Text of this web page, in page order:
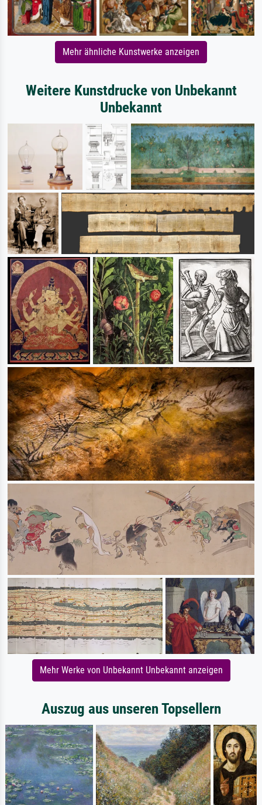
Mehr ähnliche Kunstwerke anzeigen
Weitere Kunstdrucke von Unbekannt
Unbekannt
Mehr Werke von Unbekannt Unbekannt anzeigen
Auszug aus unseren Topsellern